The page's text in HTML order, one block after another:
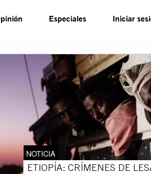
Especiales Iniciar
NOTICIA
ETIOPÍA: CRÍMENES DE